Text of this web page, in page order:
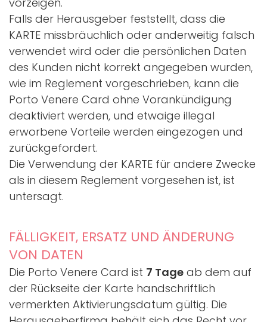
Falls der Herausgeber feststellt, dass die
KARTE missbräuchlich oder anderweitig falsch
verwendet wird oder die persönlichen Daten
des Kunden nicht korrekt angegeben wurden,
wie im Reglement vorgeschrieben, kann die
Porto Venere Card ohne Vorankündigung
deaktiviert werden, und etwaige illegal
erworbene Vorteile werden eingezogen und
zurückgefordert.
Die Verwendung der KARTE für andere Zwecke
als in diesem Reglement vorgesehen ist, ist
untersagt.
FÄLLIGKEIT, ERSATZ UND ÄNDERUNG
VON DATEN
Die Porto Venere Card ist 7 Tage ab dem auf
der Rückseite der Karte handschriftlich
vermerkten Aktivierungsdatum gültig. Die